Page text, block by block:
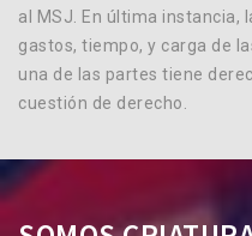
al MSJ. En última instancia,
gastos, tiempo, y carga de
una de las partes tiene
cuestión de derecho.